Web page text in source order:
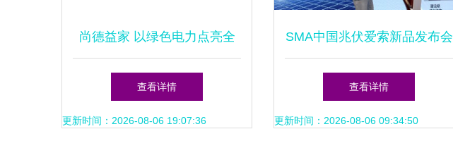
尚德益家 以绿色电力点亮全
运会，冠名上海高尔夫球队背
后的大棋局
查看详情
更新时间：2026-08-06 19:07:36
SMA中国兆伏爱索新品发布会
在苏成功举办 分布式光伏电
力设计再升级
查看详情
更新时间：2026-08-06 09:34:50